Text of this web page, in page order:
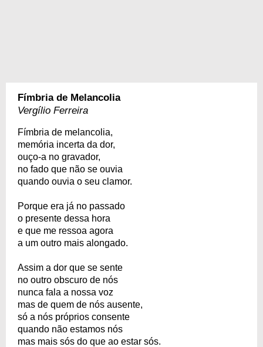
Fímbria de Melancolia
Vergílio Ferreira
Fímbria de melancolia,
memória incerta da dor,
ouço-a no gravador,
no fado que não se ouvia
quando ouvia o seu clamor.
Porque era já no passado
o presente dessa hora
e que me ressoa agora
a um outro mais alongado.
Assim a dor que se sente
no outro obscuro de nós
nunca fala a nossa voz
mas de quem de nós ausente,
só a nós próprios consente
quando não estamos nós
mas mais sós do que ao estar sós.